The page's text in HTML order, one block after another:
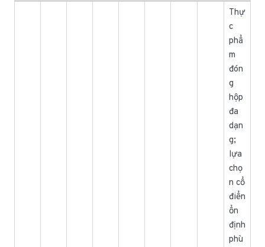
Thự
c
phẩ
m
đón
g
hộp
đa
dạn
g;
lựa
chọ
n cổ
điển
ổn
định
phù